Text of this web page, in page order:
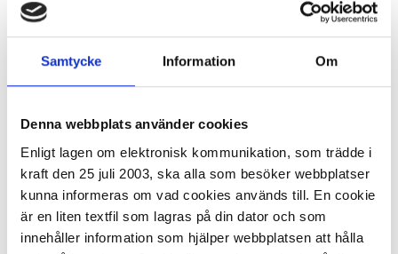
Samtycke Information Om
Denna webbplats använder cookies
Enligt lagen om elektronisk kommunikation, som trädde i
kraft den 25 juli 2003, ska alla som besöker webbplatser
kunna informeras om vad cookies används till. En cookie
är en liten textfil som lagras på din dator och som
innehåller information som hjälper webbplatsen att hålla
I lager 10st
- + KÖP
Bryggkaffe(47)